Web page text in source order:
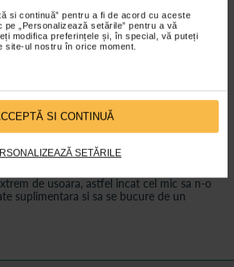
si continuă” pentru a fi de acord cu aceste
„Personalizează setările” pentru a vă
modifica preferințele și, în special, vă puteți
site-ul nostru în orice moment.
SI CONTINUĂ
SETĂRILE
sa respire
orificii mari pentru aerisire, asigura o
prevenind umezirea excesiva si aparitia
este o conditie importanta ca bebe sa
silicon moale, de inalta calitate, tetina
baieti sprijina dezvoltarea normala a
simetrica a tetinei este special conceputa
natural al boltei palatine, gingiilor si
de usoara, astfel incat cel mic sa n-o
suplimentara si sa se bucure de un